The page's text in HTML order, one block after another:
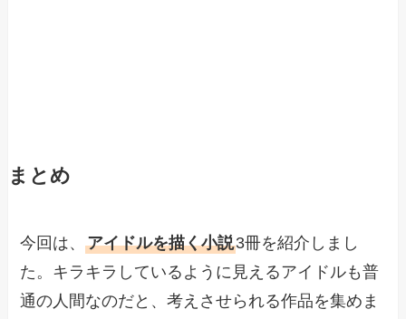
まとめ
今回は、アイドルを描く小説3冊を紹介しまし
た。キラキラしているように見えるアイドルも普
通の人間なのだと、考えさせられる作品を集めま